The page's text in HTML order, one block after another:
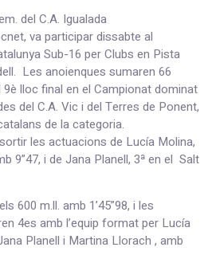
del C.A. Igualada
va participar dissabte al
Sub-16 per Clubs en Pista
Les anoienques sumaren 66
lloc final en el Campionat dominat
del C.A. Vic i del Terres de Ponent,
de la categoria.
les actuacions de Lucía Molina,
9”47, i de Jana Planell, 3ª en el Salt
600 m.ll. amb 1’45”98, i les
4es amb l’equip format per Lucía
Planell i Martina Llorach , amb